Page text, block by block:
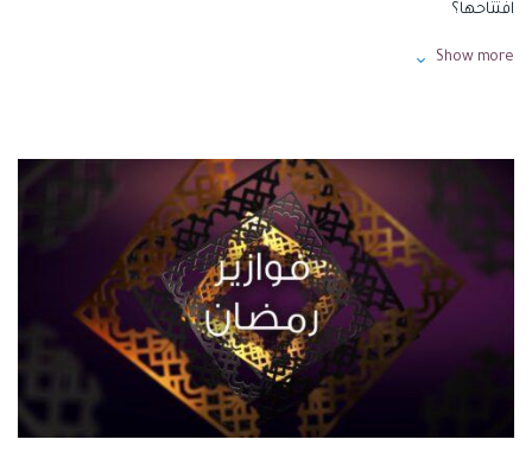
افتتاحها؟
Show more